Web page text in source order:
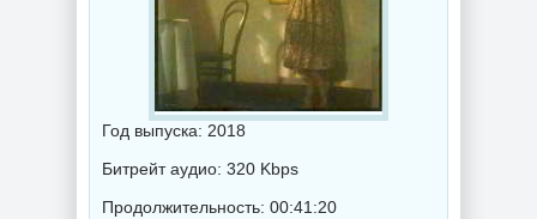
Год выпуска: 2018
Битрейт аудио: 320 Kbps
Продолжительность: 00:41:20